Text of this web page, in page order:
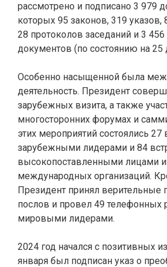
рассмотрено и подписано 3 979
которых 95 законов, 319 указов,
28 протоколов заседаний и 3
документов (по состоянию на 25
Особенно насыщенной была
деятельность. Президент
зарубежных визита, а также
многосторонних форумах и
этих мероприятий состоялись 27
зарубежными лидерами и 84
высокопоставленными лицами
международных организаций.
Президент принял верительные
послов и провел 49 телефонных
мировыми лидерами.
2024 год начался с позитивных
января был подписан указ о